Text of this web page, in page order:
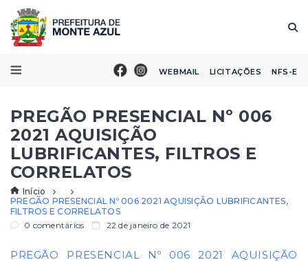
WEBMAIL LICITAÇÕES NFS-E
PREGÃO PRESENCIAL Nº 006
2021 AQUISIÇÃO
LUBRIFICANTES, FILTROS E
CORRELATOS
Início
PREGÃO PRESENCIAL Nº 006 2021 AQUISIÇÃO LUBRIFICANTES,
FILTROS E CORRELATOS
0 comentários
22 de janeiro de 2021
PREGÃO PRESENCIAL Nº 006 2021 AQUISIÇÃO